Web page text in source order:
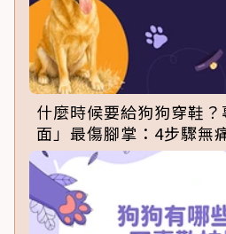
什麼時候要給狗狗穿鞋
面」最傷腳掌：4步驟無